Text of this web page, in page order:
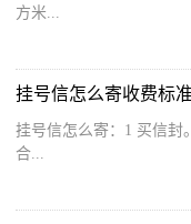
方米...
挂号信怎么寄收费标
挂号信怎么寄：1 买信封
合...